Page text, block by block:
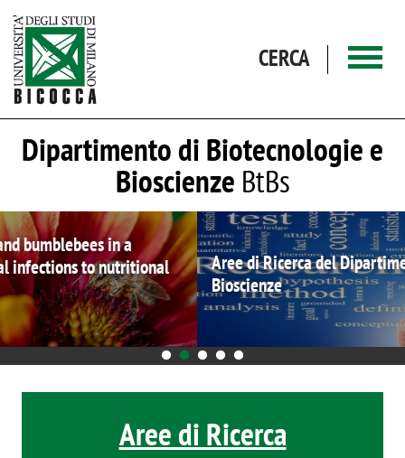
CERCA
Dipartimento di Biotecnologie e
Bioscienze BtBs
Aree di Ricerca del Dipartimento di Biotecnologie e
Bioscienze
Aree di Ricerca